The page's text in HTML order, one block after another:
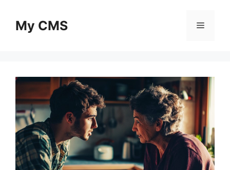
contentMy CMS Menu